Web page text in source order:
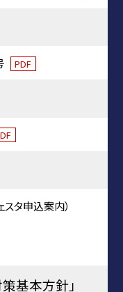
PDF
スタ申込案内）
基本方針」